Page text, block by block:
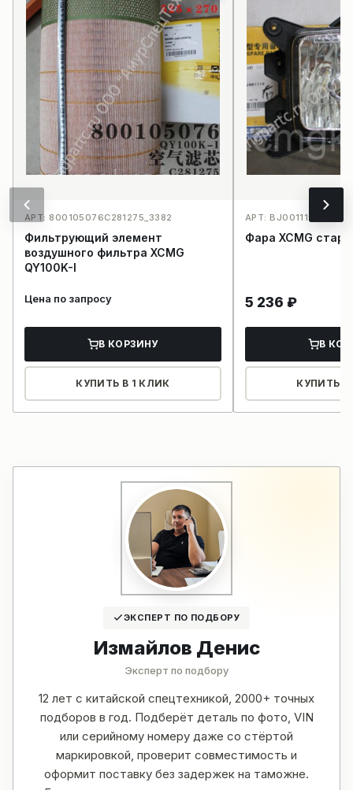
АРТ: 800105076C281275_3382
Фильтрующий элемент
воздушного фильтра XCMG
QY100K-I
Цена по запросу
В КОРЗИНУ
КУПИТЬ В 1 КЛИК
АРТ: BJ001119_3823
Фара XCMG
5 236 ₽
В
КУПИТЬ В
ЭКСПЕРТ ПО ПОДБОРУ
Измайлов Денис
Эксперт по подбору
12 лет с китайской спецтехникой, 2000+ точных
подборов в год. Подберёт деталь по фото, VIN
или серийному номеру даже со стёртой
маркировкой, проверит совместимость и
оформит поставку без задержек на таможне.